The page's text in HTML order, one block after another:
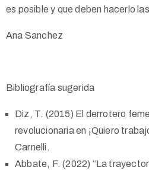
es posible y que deben hacerlo
Ana Sanchez
Bibliografía sugerida
Diz, T. (2015) El derrotero
revolucionaria en ¡Quiero
Carnelli.
Abbate, F. (2022) “La